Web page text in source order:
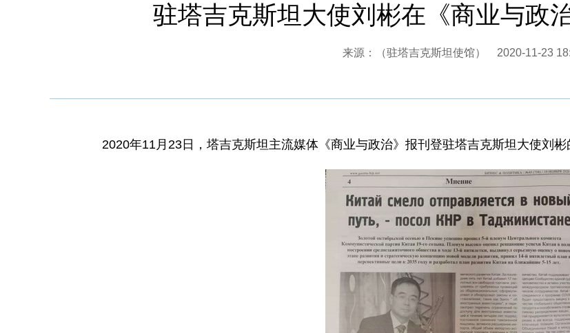
驻塔吉克斯坦大使刘彬在《商业与政
来源：（驻塔吉克斯坦使馆） 2020-11-23
2020年11月23日，塔吉克斯坦主流媒体《商业与政治》报刊登驻塔吉克斯坦大使刘彬